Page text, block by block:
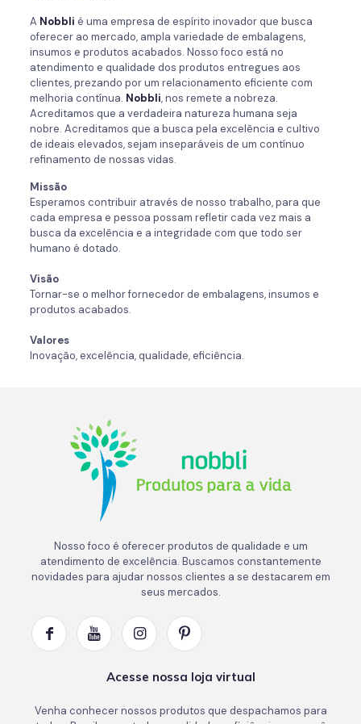
A Nobbli é uma empresa de espírito inovador que busca
oferecer ao mercado, ampla variedade de embalagens,
insumos e produtos acabados. Nosso foco está no
atendimento e qualidade dos produtos entregues aos
clientes, prezando por um relacionamento eficiente com
melhoria contínua. Nobbli, nos remete a nobreza.
Acreditamos que a verdadeira natureza humana seja
nobre. Acreditamos que a busca pela excelência e cultivo
de ideais elevados, sejam inseparáveis de um contínuo
refinamento de nossas vidas.
Missão
Esperamos contribuir através de nosso trabalho, para que
cada empresa e pessoa possam refletir cada vez mais a
busca da excelência e a integridade com que todo ser
humano é dotado.
Visão
Tornar-se o melhor fornecedor de embalagens, insumos e
produtos acabados.
Valores
Inovação, excelência, qualidade, eficiência.
Nosso foco é oferecer produtos de qualidade e um
atendimento de excelência. Buscamos constantemente
novidades para ajudar nossos clientes a se destacarem em
seus mercados.
Acesse nossa loja virtual
Venha conhecer nossos produtos que despachamos para